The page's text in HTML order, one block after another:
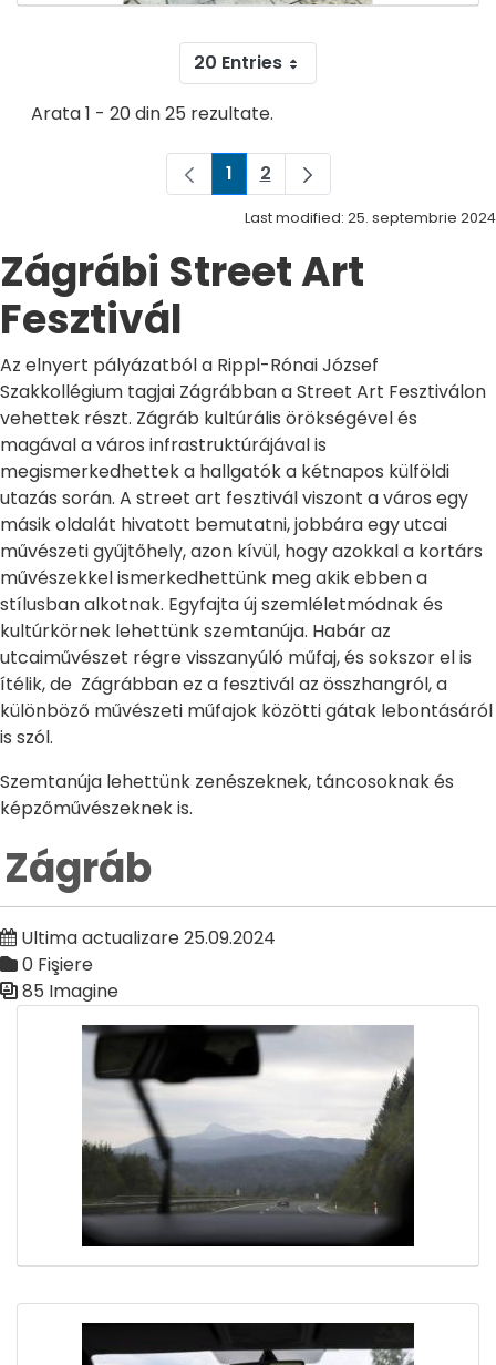
20 Entries
Arata 1 - 20 din 25 rezultate.
Pagina
1 Pagina
2
Last modified: 25. septembrie 2024
Zágrábi Street Art
Fesztivál
Az elnyert pályázatból a Rippl-Rónai József
Szakkollégium tagjai Zágrábban a Street Art Fesztiválon
vehettek részt. Zágráb kultúrális örökségével és
magával a város infrastruktúrájával is
megismerkedhettek a hallgatók a kétnapos külföldi
utazás során. A street art fesztivál viszont a város egy
másik oldalát hivatott bemutatni, jobbára egy utcai
művészeti gyűjtőhely, azon kívül, hogy azokkal a kortárs
művészekkel ismerkedhettünk meg akik ebben a
stílusban alkotnak. Egyfajta új szemléletmódnak és
kultúrkörnek lehettünk szemtanúja. Habár az
utcaiművészet régre visszanyúló műfaj, és sokszor el is
ítélik, de Zágrábban ez a fesztivál az összhangról, a
különböző művészeti műfajok közötti gátak lebontásáról
is szól.
Szemtanúja lehettünk zenészeknek, táncosoknak és
képzőművészeknek is.
Zágráb
Ultima actualizare 25.09.2024
0 Fişiere
85 Imagine